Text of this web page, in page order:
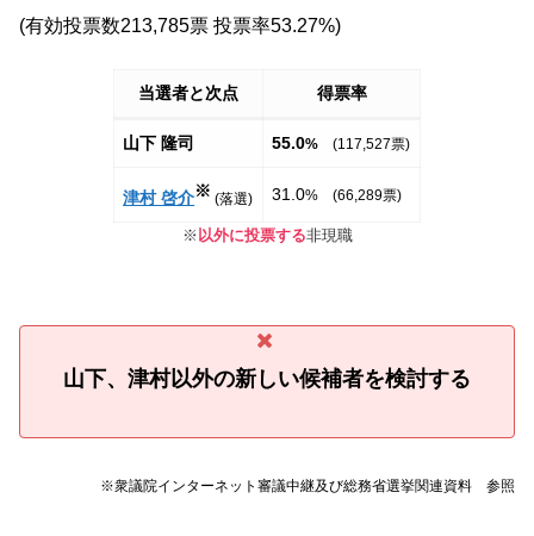
(有効投票数213,785票 投票率53.27%)
当選者と次点 得票率
山下 隆司 55.0% (117,527票)
津村 啓介※ (落選) 31.0% (66,289票)
※ 以外に投票する非現職
山下、津村以外の新しい候補者を検討する
※衆議院インターネット審議中継及び総務省選挙関連資料 参照